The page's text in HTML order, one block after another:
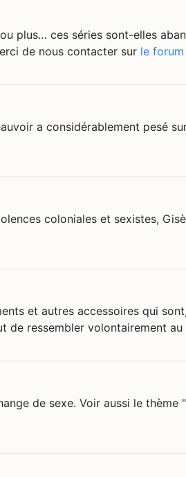
plus… ces séries sont-elles
de nous contacter sur le forum
a considérablement pesé
coloniales et sexistes,
et autres accessoires qui
de ressembler volontairement
de sexe. Voir aussi le thème